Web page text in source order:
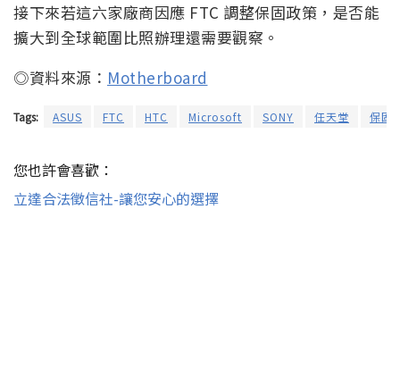
接下來若這六家廠商因應 FTC 調整保固政策，是否能
擴大到全球範圍比照辦理還需要觀察。
◎資料來源： Motherboard
Tags: ASUS FTC HTC Microsoft SONY 任天堂 保固
您也許會喜歡：
立達合法徵信社-讓您安心的選擇